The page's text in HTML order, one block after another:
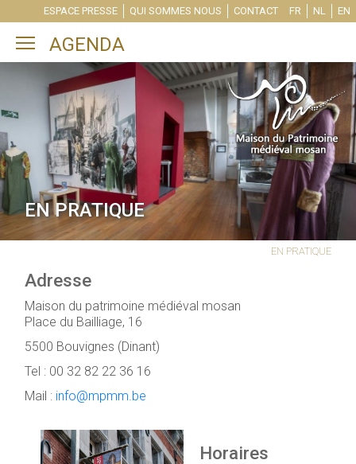
FR NL EN
ESPACE PRESSE QUI SOMMES NOUS CONTACT
Toggle main menu visibility
AGENDA
EN PRATIQUE
EN PRATIQUE
Adresse
Maison du patrimoine médiéval mosan
Place du Bailliage, 16
5500 Bouvignes (Dinant)
Tel : 00 32 82 22 36 16
Mail : info@mpmm.be
Horaires